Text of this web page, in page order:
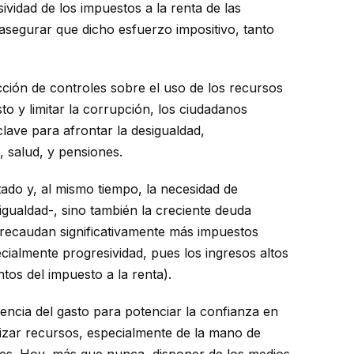
de los impuestos a la renta de las
que dicho esfuerzo impositivo, tanto
de controles sobre el uso de los recursos
y limitar la corrupción, los ciudadanos
para afrontar la desigualdad,
salud, y pensiones.
y, al mismo tiempo, la necesidad de
, sino también la creciente deuda
significativamente más impuestos
progresividad, pues los ingresos altos
del impuesto a la renta).
del gasto para potenciar la confianza en
recursos, especialmente de la mano de